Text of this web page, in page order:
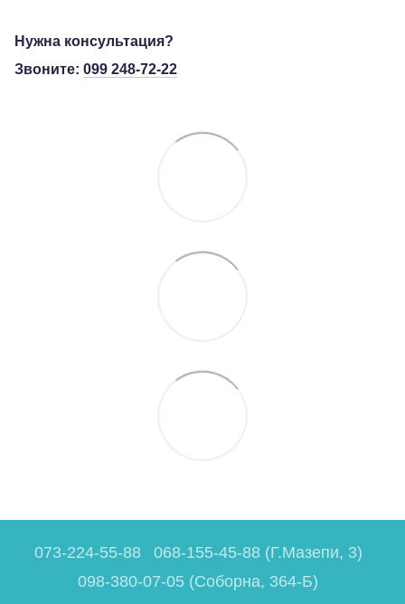
Нужна консультация?
Звоните: 099 248-72-22
073-224-55-88
068-155-45-88 (Г.Мазепи, 3)
098-380-07-05 (Соборна, 364-Б)